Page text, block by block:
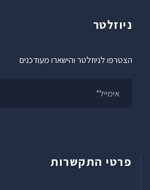
ניוזלטר
הצטרפו לניוזלטר והישארו מעודכנים
פרטי התקשרות